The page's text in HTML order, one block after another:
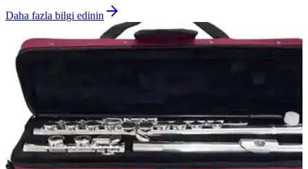
Daha fazla bilgi edinin